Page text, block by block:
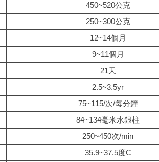
450~520公克
250~300公克
12~14個月
9~11個月
21天
2.5~3.5yr
75~115/次/每分鐘
84~134毫米水銀柱
250~450次/min
35.9~37.5度C